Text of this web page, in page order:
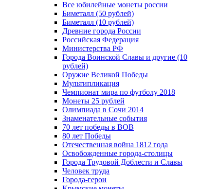
Все юбилейные монеты россии
Биметалл (50 рублей)
Биметалл (10 рублей)
Древние города России
Российская Федерация
Министерства РФ
Города Воинской Славы и другие (10
рублей)
Оружие Великой Победы
Мультипликация
Чемпионат мира по футболу 2018
Монеты 25 рублей
Олимпиада в Сочи 2014
Знаменательные события
70 лет победы в ВОВ
80 лет Победы
Отечественная война 1812 года
Освобожденные города-столицы
Города Трудовой Доблести и Славы
Человек труда
Города-герои